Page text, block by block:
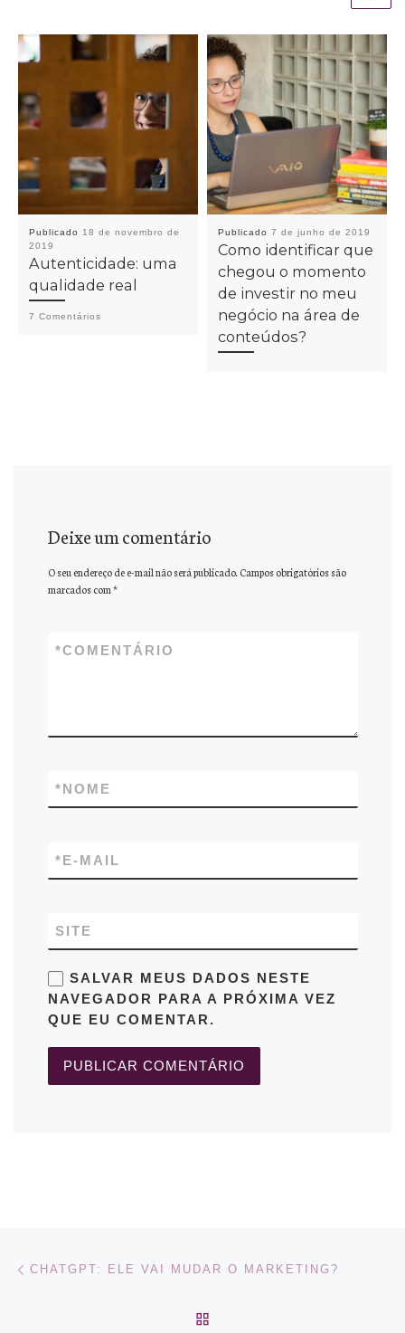
Publicado
18 de novembro de
2019
Autenticidade: uma
qualidade real
7 Comentários
Publicado 7 de junho de 2019
Como identificar que
chegou o momento
de investir no meu
negócio na área de
conteúdos?
Deixe um comentário
O seu endereço de e-mail não será publicado. Campos obrigatórios são
marcados com*
COMENTÁRIO
*
NOME
*
E-MAIL
*
SITE
SALVAR MEUS DADOS NESTE
NAVEGADOR PARA A PRÓXIMA VEZ
QUE EU COMENTAR.
Navegação do post
CHATGPT: ELE VAI MUDAR O MARKETING?